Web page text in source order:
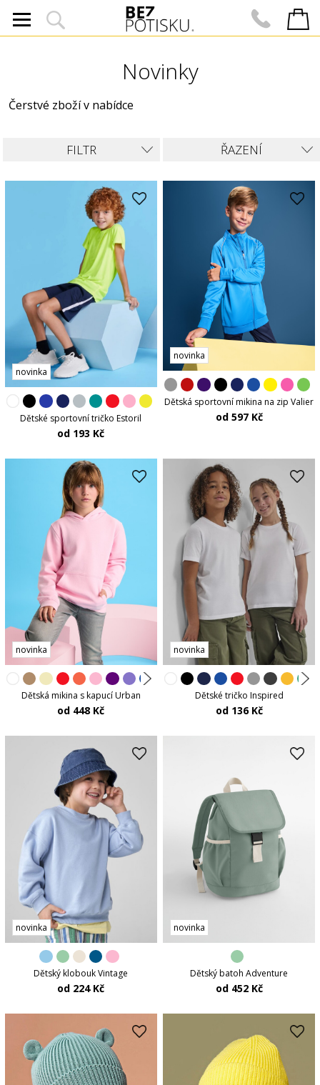
Novinky
Čerstvé zboží v nabídce
ŘAZENÍ
FILTR
novinka
Dětské sportovní tričko Estoril
od 193 Kč
novinka
Dětská sportovní mikina na zip Valier
od 597 Kč
novinka
Dětská mikina s kapucí Urban
od 448 Kč
novinka
Dětské tričko Inspired
od 136 Kč
novinka
Dětský klobouk Vintage
od 224 Kč
novinka
Dětský batoh Adventure
od 452 Kč